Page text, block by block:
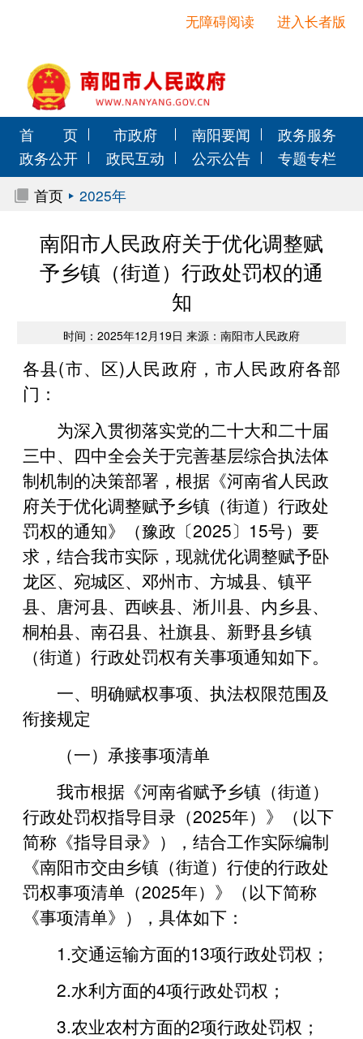
进入长者版
无障碍阅读
首 页 市政府 南阳要闻
政务服务
政务公开
政民互动 公示公告
专题专栏
首页
2025年
南阳市人民政府关于优化调整赋
予乡镇（街道）行政处罚权的通
知
时间：2025年12月19日 来源：南阳市人民政府
各县(市、区)人民政府，市人民政府各部
门：
为深入贯彻落实党的二十大和二十届
三中、四中全会关于完善基层综合执法体
制机制的决策部署，根据《河南省人民政
府关于优化调整赋予乡镇（街道）行政处
罚权的通知》（豫政〔2025〕15号）要
求，结合我市实际，现就优化调整赋予卧
龙区、宛城区、邓州市、方城县、镇平
县、唐河县、西峡县、淅川县、内乡县、
桐柏县、南召县、社旗县、新野县乡镇
（街道）行政处罚权有关事项通知如下。
一、明确赋权事项、执法权限范围及
衔接规定
（一）承接事项清单
我市根据《河南省赋予乡镇（街道）
行政处罚权指导目录（2025年）》（以下
简称《指导目录》），结合工作实际编制
《南阳市交由乡镇（街道）行使的行政处
罚权事项清单（2025年）》（以下简称
《事项清单》），具体如下：
1.交通运输方面的13项行政处罚权；
2.水利方面的4项行政处罚权；
3.农业农村方面的2项行政处罚权；